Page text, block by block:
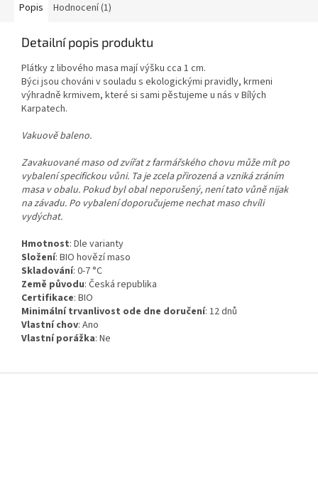
Popis Hodnocení (1)
Detailní popis produktu
Plátky z libového masa mají výšku cca 1 cm.
Býci jsou chováni v souladu s ekologickými pravidly, krmeni
výhradně krmivem, které si sami pěstujeme u nás v Bílých
Karpatech.
Vakuově baleno.
Zavakuované maso od zvířat z farmářského chovu může mít po
vybalení specifickou vůni. Ta je zcela přirozená a vzniká zráním
masa v obalu. Pokud byl obal neporušený, není tato vůně nijak
na závadu. Po vybalení doporučujeme nechat maso chvíli
vydýchat.
Hmotnost: Dle varianty
Složení: BIO hovězí maso
Skladování: 0-7 °C
Země původu: Česká republika
Certifikace: BIO
Minimální trvanlivost ode dne doručení: 12 dnů
Vlastní chov: Ano
Vlastní porážka: Ne